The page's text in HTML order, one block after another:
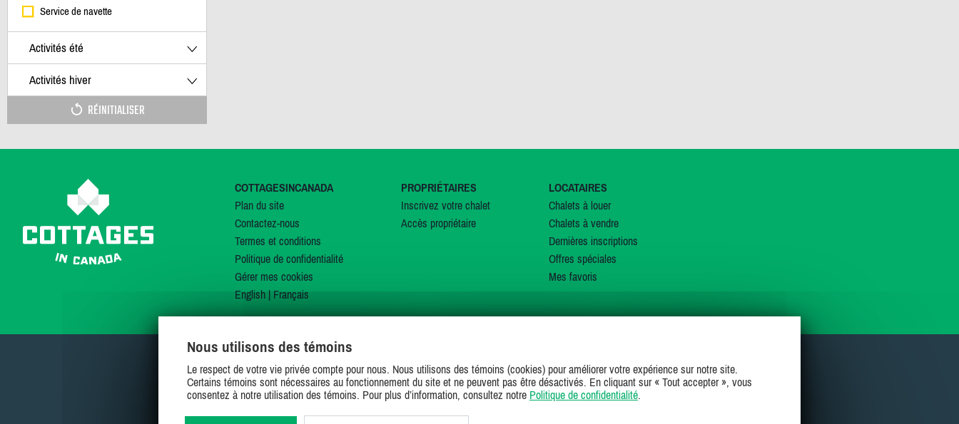
Service de navette
Activités été
Activités hiver
RÉINITIALISER
COTTAGESINCANADA
Plan du site
Contactez-nous
Termes et conditions
Politique de confidentialité
Gérer mes cookies
English| Français
PROPRIÉTAIRES
Inscrivez votre chalet
Accès propriétaire
LOCATAIRES
Chalets à louer
Chalets à vendre
Dernières inscriptions
Offres spéciales
Mes favoris
SUIVEZ-NOUS SUR
Nous utilisons des témoins
Le respect de votre vie privée compte pour nous. Nous utilisons des témoins (cookies) pour améliorer votre expérience sur notre site.
Certains témoins sont nécessaires au fonctionnement du site et ne peuvent pas être désactivés. En cliquant sur « Tout accepter », vous
consentez à notre utilisation des témoins. Pour plus d’information, consultez notre Politique de confidentialité.